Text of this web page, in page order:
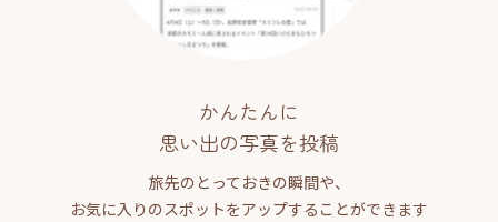
かんたんに
思い出の写真を投稿
旅先のとっておきの瞬間や、
お気に入りのスポットをアップすることができます